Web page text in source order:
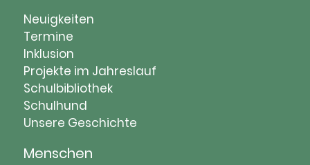
Navigation
überspringen
Neuigkeiten
Termine
Inklusion
Projekte im Jahreslauf
Schulbibliothek
Schulhund
Unsere Geschichte
Menschen